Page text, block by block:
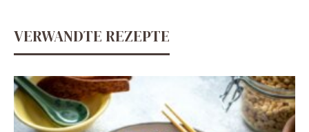
VERWANDTE REZEPTE